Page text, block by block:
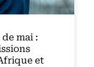
mai :
et